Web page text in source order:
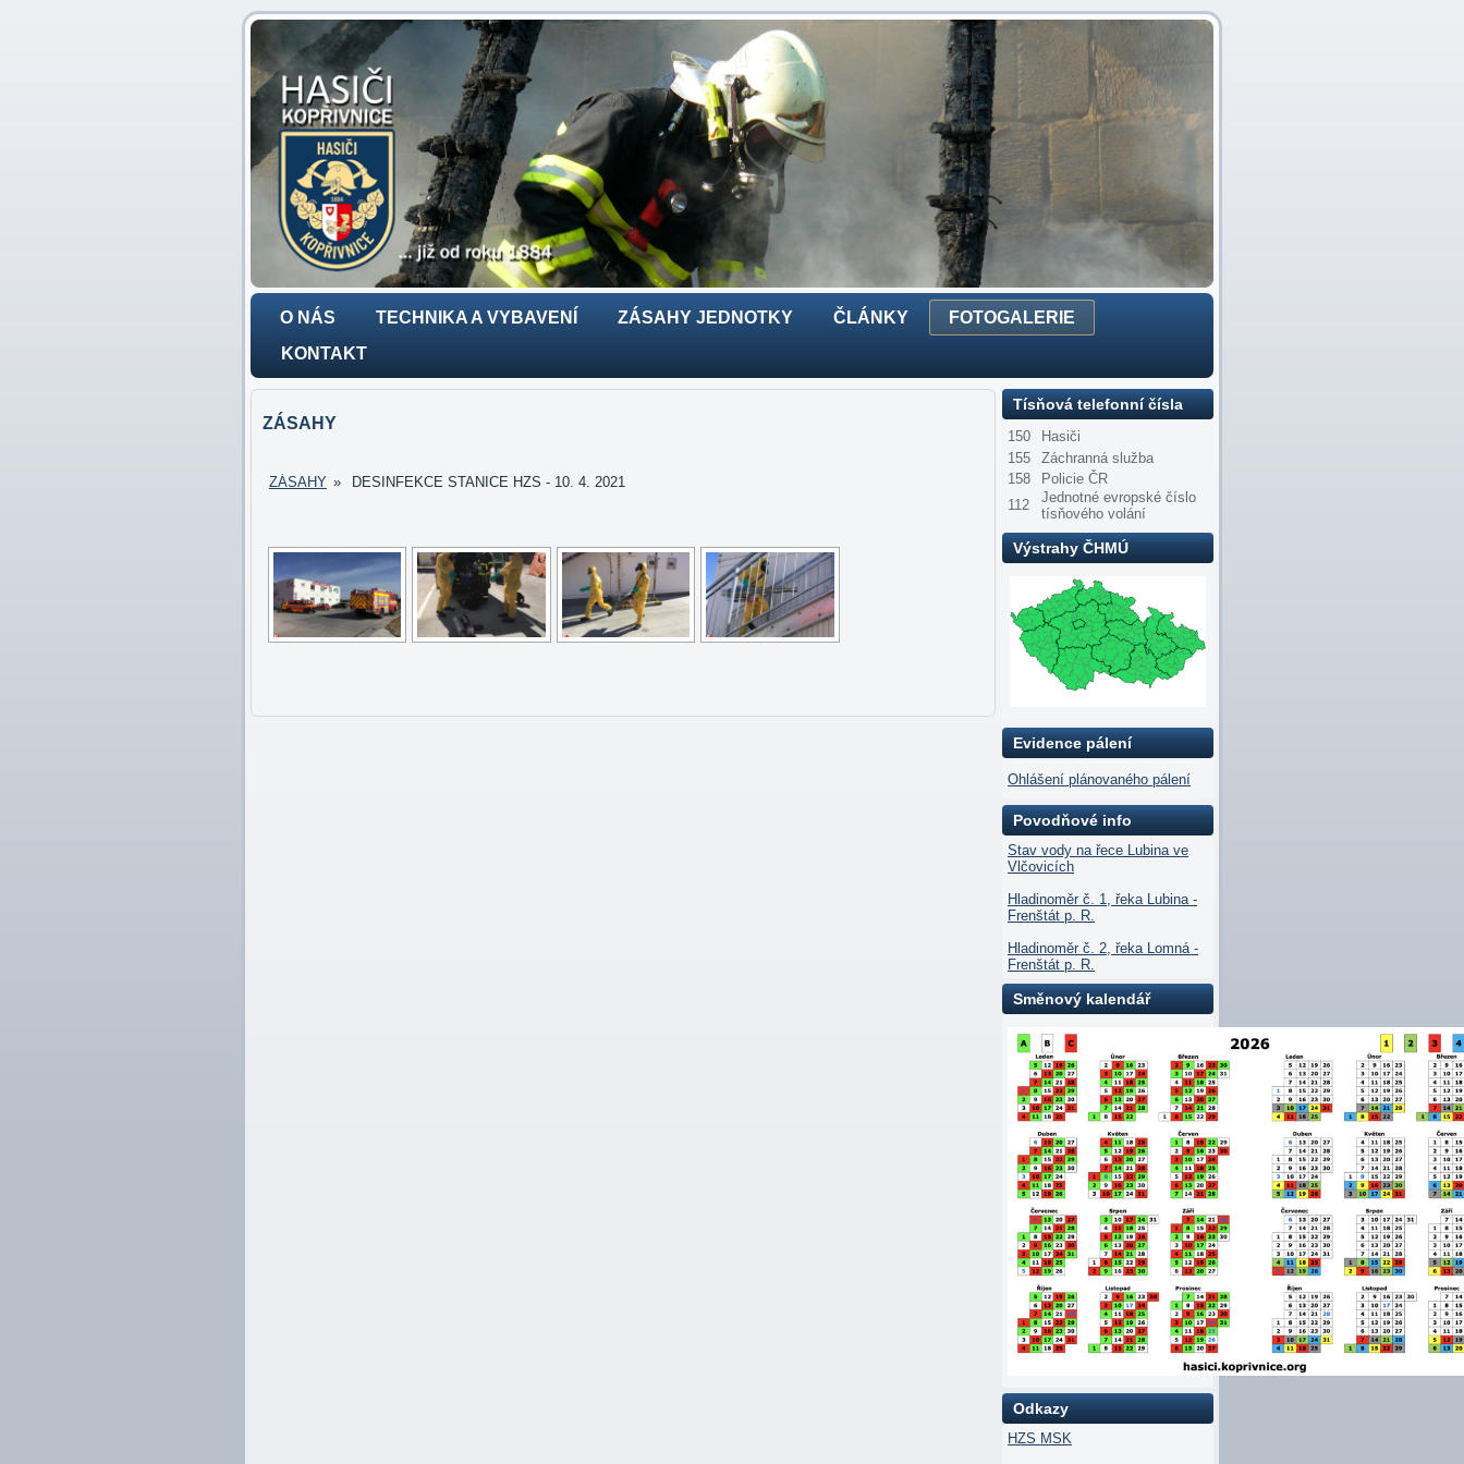
O NÁS TECHNIKA A VYBAVENÍ ZÁSAHY JEDNOTKY ČLÁNKY
FOTOGALERIE
KONTAKT
ZÁSAHY
ZÁSAHY » DESINFEKCE STANICE HZS - 10. 4. 2021
Tísňová telefonní čísla
150
Hasiči
155
Záchranná služba
158
Policie ČR
112
Jednotné evropské číslo
tísňového volání
Výstrahy ČHMÚ
Evidence pálení
Ohlášení plánovaného pálení
Povodňové info
Stav vody na řece Lubina ve
Vlčovicích
Hladinoměr č. 1, řeka Lubina -
Frenštát p. R.
Hladinoměr č. 2, řeka Lomná -
Frenštát p. R.
Směnový kalendář
Odkazy
HZS MSK